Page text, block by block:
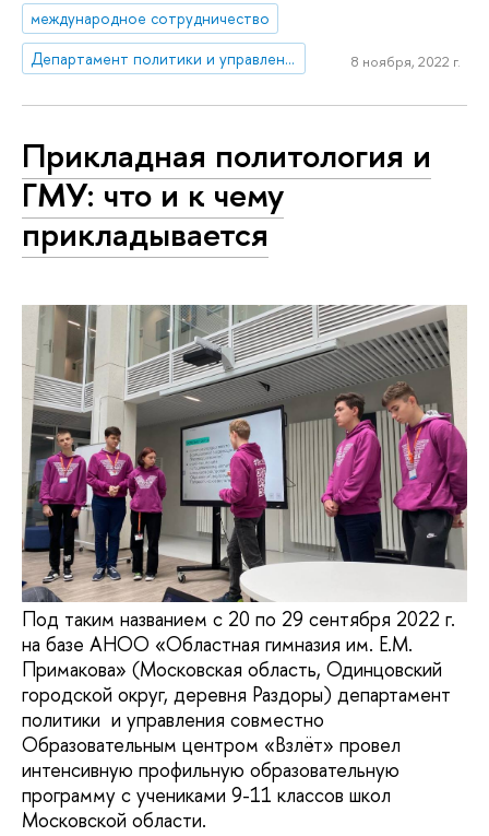
международное сотрудничество
Департамент политики и управления
8 ноября, 2022 г.
Прикладная политология и
ГМУ: что и к чему
прикладывается
Под таким названием с 20 по 29 сентября 2022 г.
на базе АНОО «Областная гимназия им. Е.М.
Примакова» (Московская область, Одинцовский
городской округ, деревня Раздоры) департамент
политики и управления совместно
Образовательным центром «Взлёт» провел
интенсивную профильную образовательную
программу с учениками 9-11 классов школ
Московской области.